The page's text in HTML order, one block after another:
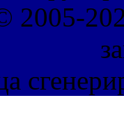
2005-